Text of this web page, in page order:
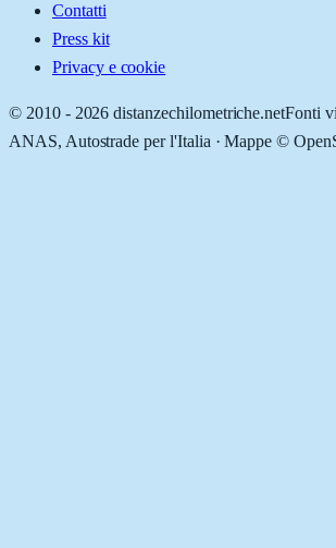
Contatti
Press kit
Privacy e cookie
© 2010 - 2026 distanzechilometriche.netFonti
ANAS, Autostrade per l'Italia · Mappe ©